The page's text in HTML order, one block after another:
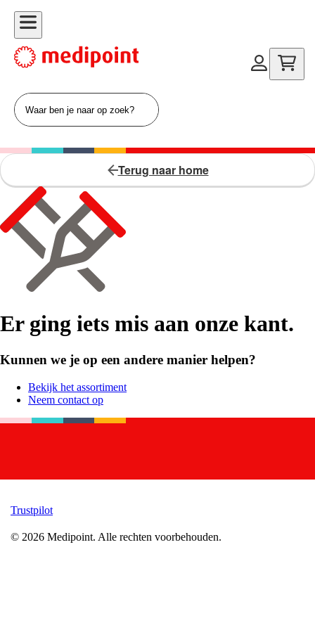
Terug naar home
Er ging iets mis aan onze kant.
Kunnen we je op een andere manier helpen?
Bekijk het assortiment
Neem contact op
Trustpilot
© 2026 Medipoint. Alle rechten voorbehouden.